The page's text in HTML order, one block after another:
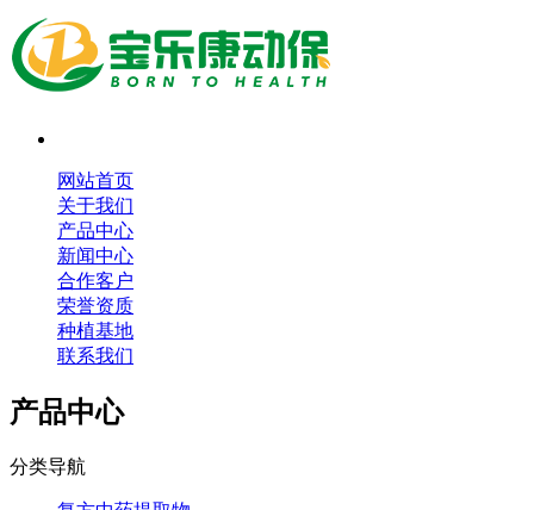
网站首页
关于我们
产品中心
新闻中心
合作客户
荣誉资质
种植基地
联系我们
产品中心
分类导航